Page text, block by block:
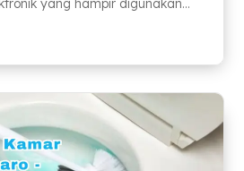
yang hampir digunakan...